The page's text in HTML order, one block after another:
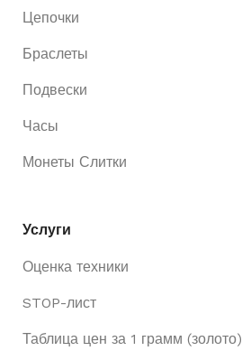
Цепочки
Браслеты
Подвески
Часы
Монеты Слитки
Услуги
Оценка техники
STOP-лист
Таблица цен за 1 грамм (золото)